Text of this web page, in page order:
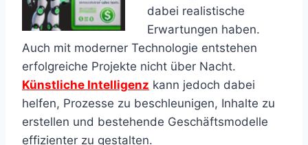
dabei realistische
Erwartungen haben.
Auch mit moderner Technologie entstehen
erfolgreiche Projekte nicht über Nacht.
Künstliche Intelligenz kann jedoch dabei
helfen, Prozesse zu beschleunigen, Inhalte zu
erstellen und bestehende Geschäftsmodelle
effizienter zu gestalten.